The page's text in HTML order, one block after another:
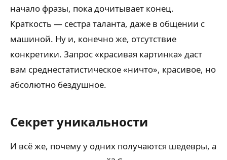
начало фразы, пока дочитывает конец.
Краткость — сестра таланта, даже в общении с
машиной. Ну и, конечно же, отсутствие
конкретики. Запрос «красивая картинка» даст
вам среднестатистическое «ничто», красивое, но
абсолютно бездушное.
Секрет уникальности
И всё же, почему у одних получаются шедевры, а